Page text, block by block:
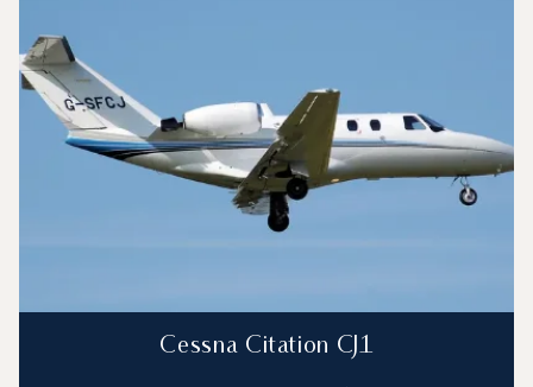
Cessna Citation CJ1